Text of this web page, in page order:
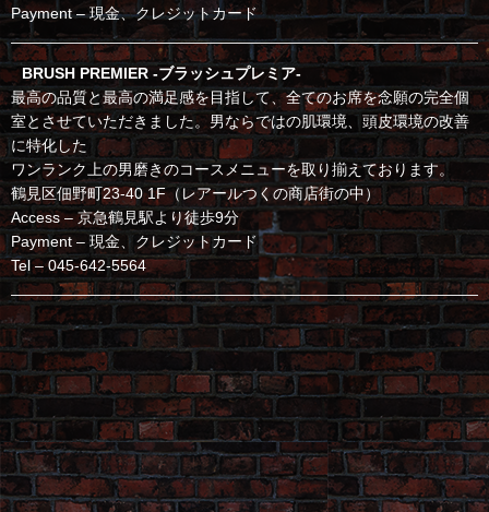
Payment – 現金、クレジットカード
BRUSH PREMIER -ブラッシュプレミア-
最高の品質と最高の満足感を目指して、全てのお席を念願の完全個
室とさせていただきました。男ならではの肌環境、頭皮環境の改善
に特化した
ワンランク上の男磨きのコースメニューを取り揃えております。
鶴見区佃野町23-40 1F（レアールつくの商店街の中）
Access – 京急鶴見駅より徒歩9分
Payment – 現金、クレジットカード
Tel – 045-642-5564